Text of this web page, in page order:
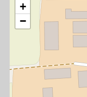
+
−